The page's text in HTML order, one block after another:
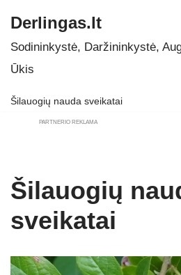
Skip
to
Derlingas.lt
Sodininkystė, Daržininkystė,
Ūkis
Šilauogių nauda sveikatai
PARTNERIO REKLAMA
Šilauogių
sveikatai